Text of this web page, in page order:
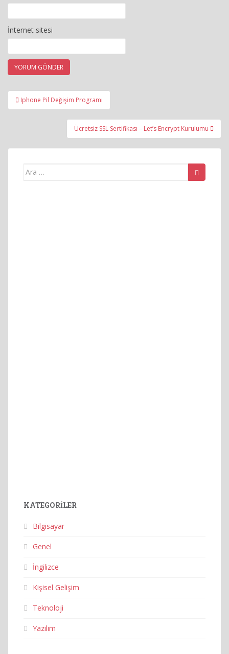
İnternet sitesi
Yazı
gezinmesi
Iphone Pil Değişim Programı
Ücretsiz SSL Sertifikası – Let’s Encrypt Kurulumu
Arama
KATEGORILER
Bilgisayar
Genel
İngilizce
Kişisel Gelişim
Teknoloji
Yazılım